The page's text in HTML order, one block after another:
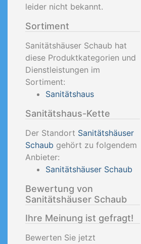
leider nicht bekannt.
Sortiment
Sanitätshäuser Schaub hat
diese Produktkategorien und
Dienstleistungen im
Sortiment:
Sanitätshaus
Sanitätshaus-Kette
Der Standort Sanitätshäuser
Schaub gehört zu folgendem
Anbieter:
Sanitätshäuser Schaub
Bewertung von
Sanitätshäuser Schaub
Ihre Meinung ist gefragt!
Bewerten Sie jetzt